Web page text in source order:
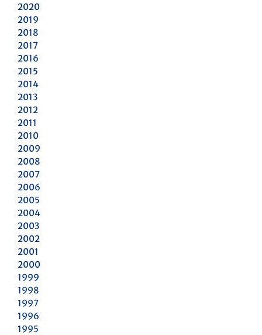
2020
2019
2018
2017
2016
2015
2014
2013
2012
2011
2010
2009
2008
2007
2006
2005
2004
2003
2002
2001
2000
1999
1998
1997
1996
1995